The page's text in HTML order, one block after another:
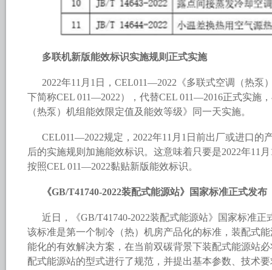
多联机新版能效标识实施规则正式实施
2022年11月1日，CEL011—2022《多联式空调（热泵
下简称CEL 011—2022），代替CEL 011—2016正式实施
（热泵）机组能效限定值及能效等级》同一天实施。
CEL011—2022规定，2022年11月1日前出厂或进口的
后的实施规则加施能效标识。这意味着只要是2022年11
按照CEL 011—2022黏贴新版能效标识。
《GB/T41740-2022装配式能源站》国家标准正式发布
近日，《GB/T41740-2022装配式能源站》国家标准
该标准是第一个制冷（热）机房产品化的标准，装配式
能化的有效解决方案，在当前双碳背景下装配式能源站
配式能源站的型式进行了规范，并提出基本参数、技术